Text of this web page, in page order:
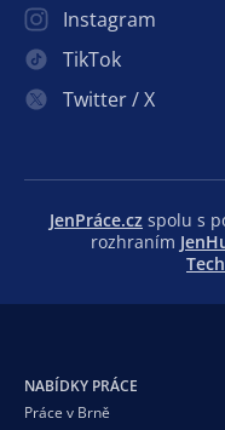
Instagram
TikTok
Twitter / X
JenPráce.cz spolu s
rozhraním
NABÍDKY PRÁCE
Práce v Brně